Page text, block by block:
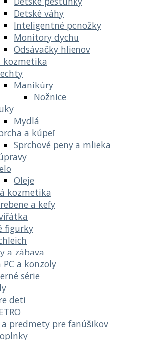
Detské váhy
Inteligentné ponožky
Monitory dychu
Odsávačky hlienov
kozmetika
Manikúry
Nožnice
Mydlá
a kúpeľ
Sprchové peny a mlieka
Oleje
kozmetika
a kefy
figurky
a zábava
PC a konzoly
série
deti
a predmety pre fanúšikov